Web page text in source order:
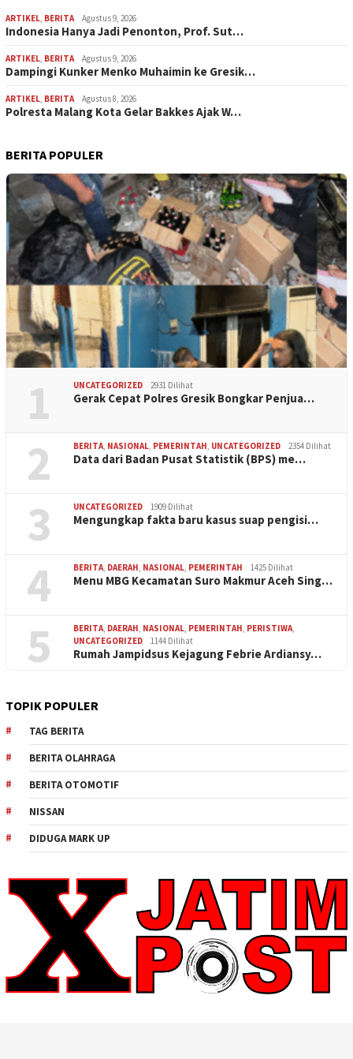
ARTIKEL, BERITA Agustus 9, 2026
Indonesia Hanya Jadi Penonton, Prof. Sut…
ARTIKEL, BERITA Agustus 9, 2026
Dampingi Kunker Menko Muhaimin ke Gresik…
ARTIKEL, BERITA Agustus 8, 2026
Polresta Malang Kota Gelar Bakkes Ajak W…
BERITA POPULER
1 UNCATEGORIZED 2931 Dilihat
Gerak Cepat Polres Gresik Bongkar Penjua…
2 BERITA, NASIONAL, PEMERINTAH, UNCATEGORIZED 2354 Dilihat
Data dari Badan Pusat Statistik (BPS) me…
3 UNCATEGORIZED 1909 Dilihat
Mengungkap fakta baru kasus suap pengisi…
4 BERITA, DAERAH, NASIONAL, PEMERINTAH 1425 Dilihat
Menu MBG Kecamatan Suro Makmur Aceh Sing…
5 BERITA, DAERAH, NASIONAL, PEMERINTAH, PERISTIWA,
UNCATEGORIZED
1144 Dilihat
Rumah Jampidsus Kejagung Febrie Ardiansy…
TOPIK POPULER
TAG BERITA
BERITA OLAHRAGA
BERITA OTOMOTIF
NISSAN
DIDUGA MARK UP